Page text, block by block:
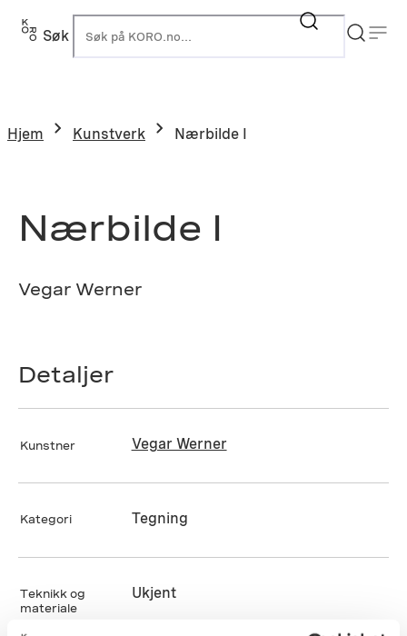
Hopp
Søk
Hjem Kunstverk Nærbilde I
Nærbilde I
Vegar Werner
Detaljer
Kunstner Vegar Werner
Kategori Tegning
Teknikk og
materiale
Ukjent